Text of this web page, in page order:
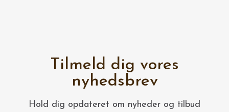
Tilmeld dig vores
nyhedsbrev
Hold dig opdateret om nyheder og tilbud